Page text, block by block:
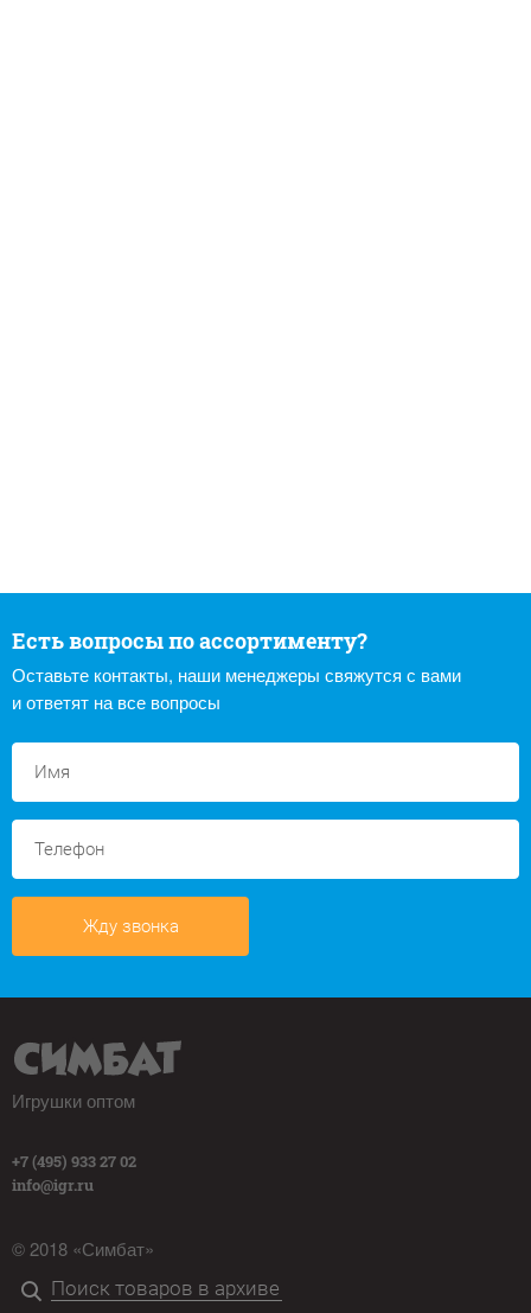
Есть вопросы по ассортименту?
Оставьте контакты, наши менеджеры свяжутся с вами
и ответят на все вопросы
Жду звонка
Игрушки оптом
+7 (495) 933 27 02
info@igr.ru
© 2018 «Симбат»